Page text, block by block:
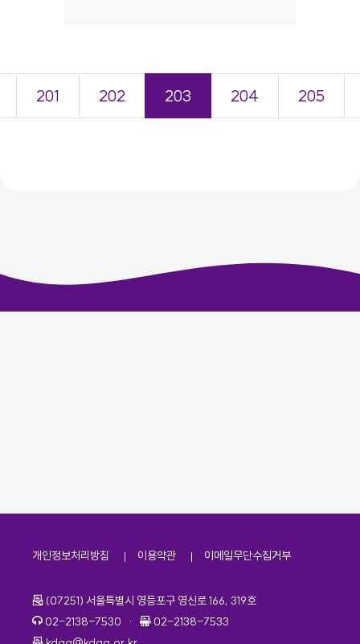
201 202 203 204 205
개인정보처리방침 이용약관 이메일무단수집거부
주소
(07251) 서울특별시 영등포구 영신로 166, 319호
전화번호
02-2138-7530 · 팩스번호
02-2138-7533